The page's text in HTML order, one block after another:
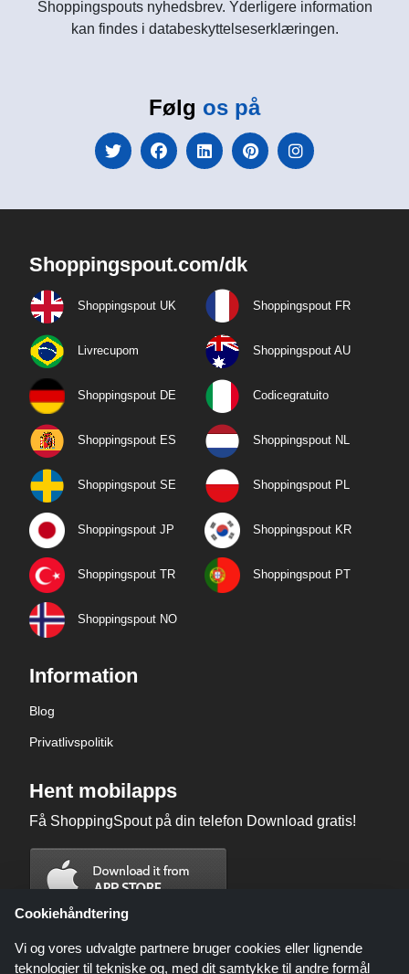
Shoppingspouts nyhedsbrev. Yderligere information
kan findes i databeskyttelseserklæringen.
Følg os på
Shoppingspout.com/dk
Shoppingspout UK Shoppingspout FR
Livrecupom Shoppingspout AU
Shoppingspout DE Codicegratuito
Shoppingspout ES Shoppingspout NL
Shoppingspout SE Shoppingspout PL
Shoppingspout JP Shoppingspout KR
Shoppingspout TR Shoppingspout PT
Shoppingspout NO
Information
Blog
Privatlivspolitik
Hent mobilapps
Få ShoppingSpout på din telefon Download gratis!
Cookiehåndtering
Vi og vores udvalgte partnere bruger cookies eller lignende
teknologier til tekniske og, med dit samtykke til andre formål